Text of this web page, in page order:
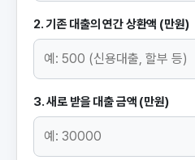
2. 기존 대출의 연간 상환액 (만원)
3. 새로 받을 대출 금액 (만원)